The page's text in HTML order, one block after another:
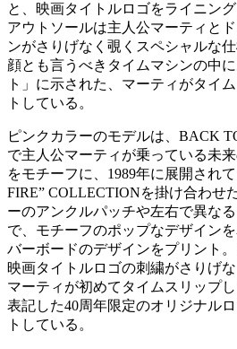
と、映画タイトルロゴをライニン
アウトソールは主人公マーティと
ンがさりげなく覗くスペシャルな
顔とも言うべきタイムマシンの中
ト」に示された、マーティがタイ
トしている。
ピンクカラーのモデルは、BACK
で主人公マーティが乗っている未
をモチーフに、1989年に展開され
FIRE” COLLECTIONを掛け合わせ
ーのアンクルパッチや左右で異な
で、モチーフのポップなデザイン
バーボードのデザインをプリント
映画タイトルロゴの刺繍がさりげ
マーティが初めてタイムスリップ
表記した40周年限定のオリジナル
トしている。